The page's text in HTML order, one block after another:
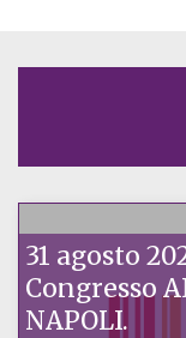
31 agosto
Congresso
NAPOLI.